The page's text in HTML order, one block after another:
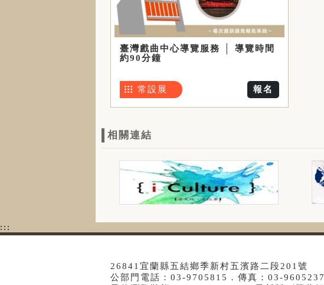
臺灣戲曲中心導覽服務 │ 導覽時間
約90分鐘
報名
常設展
相關連結
:::
26841宜蘭縣五結鄉季新村五濱路二段201號
公部門電話：03-9705815．傳真：03-9605237